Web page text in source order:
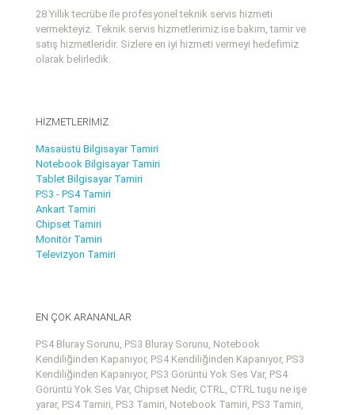
28 Yıllık tecrübe ile profesyonel teknik servis hizmeti
vermekteyiz. Teknik servis hizmetlerimiz ise bakım, tamir ve
satış hizmetleridir. Sizlere en iyi hizmeti vermeyi hedefimiz
olarak belirledik.
HİZMETLERİMİZ
Masaüstü Bilgisayar Tamiri
Notebook Bilgisayar Tamiri
Tablet Bilgisayar Tamiri
PS3 - PS4 Tamiri
Ankart Tamiri
Chipset Tamiri
Monitör Tamiri
Televizyon Tamiri
EN ÇOK ARANANLAR
PS4 Bluray Sorunu, PS3 Bluray Sorunu, Notebook
Kendiliğinden Kapanıyor, PS4 Kendiliğinden Kapanıyor, PS3
Kendiliğinden Kapanıyor, PS3 Görüntü Yok Ses Var, PS4
Görüntü Yok Ses Var, Chipset Nedir, CTRL, CTRL tuşu ne işe
yarar, PS4 Tamiri, PS3 Tamiri, Notebook Tamiri, PS3 Tamiri,